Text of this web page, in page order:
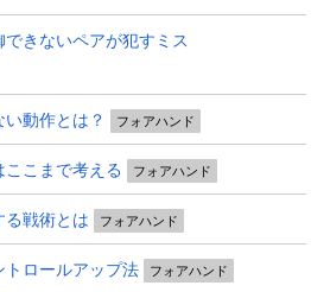
きないペアが犯すミス
動作とは？ フォアハンド
こまで考える フォアハンド
る戦術とは フォアハンド
トロールアップ法 フォアハンド